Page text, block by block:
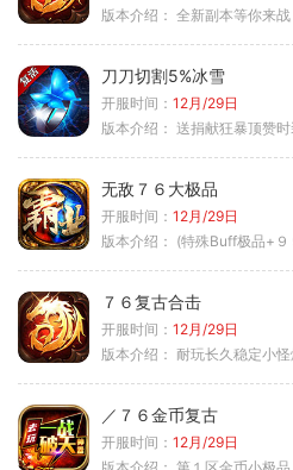
版本介绍： 全新副本等你来战
刀刀切割5%冰雪
开服时间： 12月/29日
版本介绍： 送捐献狂暴顶赞时
无敌７６大极品
开服时间： 12月/29日
版本介绍： (特殊Buff极品+９
７６复古合击
开服时间： 12月/29日
版本介绍： 耐玩长久稳定小
／７６金币复古
开服时间： 12月/29日